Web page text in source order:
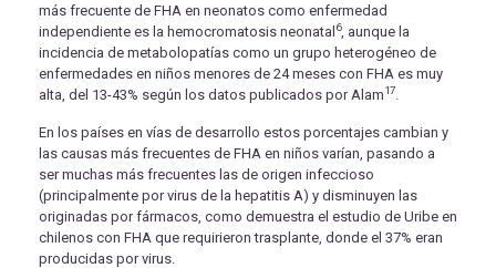
más frecuente de FHA en neonatos como enfermedad
independiente es la hemocromatosis neonatal 6, aunque la
incidencia de metabolopatías como un grupo heterogéneo de
enfermedades en niños menores de 24 meses con FHA es muy
alta, del 13-43% según los datos publicados por Alam17
En los países en vías de desarrollo estos porcentajes cambian y
las causas más frecuentes de FHA en niños varían, pasando a
ser muchas más frecuentes las de origen infeccioso
(principalmente por virus de la hepatitis A) y disminuyen las
originadas por fármacos, como demuestra el estudio de Uribe en
chilenos con FHA que requirieron trasplante, donde el 37% eran
producidas por virus.